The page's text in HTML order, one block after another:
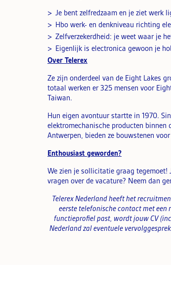
Je bent zelfredzaam en je ziet werk
Hbo werk- en denkniveau richting
Zelfverzekerdheid: je weet waar je
Eigenlijk is electronica gewoon je
Over Telerex
Ze zijn onderdeel van de Eight Lakes
totaal werken er 325 mensen voor
Taiwan.
Hun eigen avontuur startte in 1970.
elektromechanische producten binnen
Antwerpen, bieden ze bouwstenen
Enthousiast geworden?
We zien je sollicitatie graag
vragen over de vacature? Neem dan
Telerex Nederland heeft het
eerste telefonische contact met een
functieprofiel past, wordt jouw CV
Nederland zal eventuele